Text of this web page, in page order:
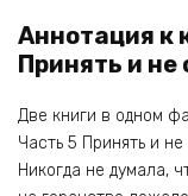
Аннотация к
Принять и не
Две книги в одном
Часть 5 Принять и не
Никогда не думала,